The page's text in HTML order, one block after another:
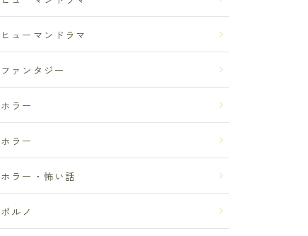
ヒューマンドラマ
ファンタジー
ホラー
ホラー
ホラー・怖い話
ポルノ